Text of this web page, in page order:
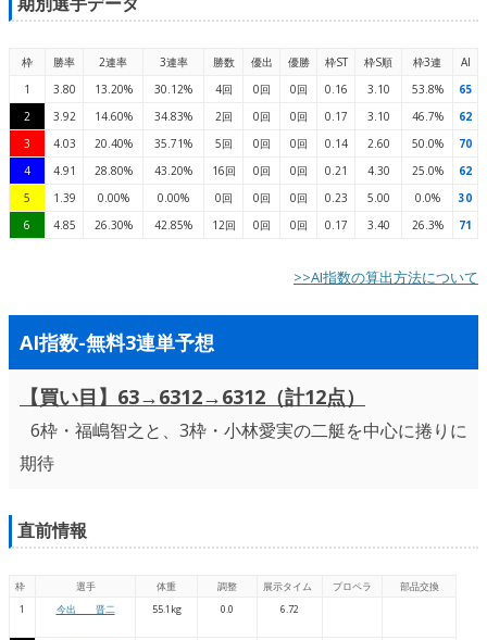
枠 勝率 2連率 3連率 勝数 優出 優勝 枠ST 枠S順 枠3連
AI
1
3.80 13.20% 30.12% 4回 0回 0回 0.16 3.10 53.8%
65
2
3.92 14.60% 34.83% 2回 0回 0回 0.17 3.10 46.7%
62
3
4.03 20.40% 35.71% 5回 0回 0回 0.14 2.60 50.0%
70
4
4.91 28.80% 43.20% 16回 0回 0回 0.21 4.30 25.0%
62
5
1.39 0.00% 0.00% 0回 0回 0回 0.23 5.00 0.0%
30
6
4.85 26.30% 42.85% 12回 0回 0回 0.17 3.40 26.3% 71
>>AI指数の算出方法について
AI指数-無料3連単予想
【買い目】63→6312→6312（計12点）
6枠・福嶋智之と、3枠・小林愛実の二艇を中心に捲りに
期待
直前情報
枠 選手 体重 調整 展示タイム プロペラ
部品交換
1
今出 晋二 55.1kg 0.0 6.72